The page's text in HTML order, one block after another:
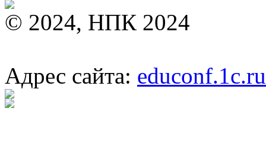
© 2024, НПК 2024
Адрес сайта: educonf.1c.ru